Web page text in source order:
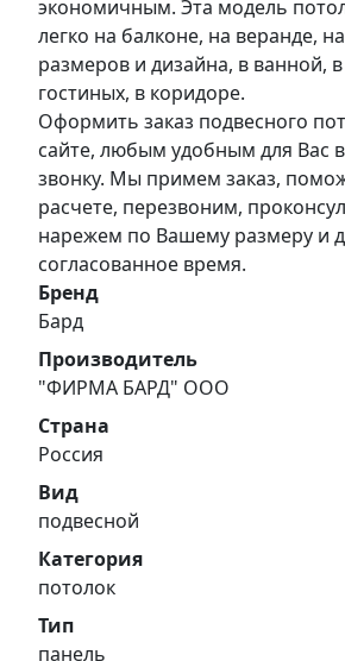
экономичным. Эта модель
легко на балконе, на веранде,
размеров и дизайна, в ванной, в
гостиных, в коридоре.
Оформить заказ подвесного
сайте, любым удобным для Вас
звонку. Мы примем заказ,
расчете, перезвоним,
нарежем по Вашему размеру и
согласованное время.
Бренд
Бард
Производитель
"ФИРМА БАРД" ООО
Страна
Россия
Вид
подвесной
Категория
потолок
Тип
панель